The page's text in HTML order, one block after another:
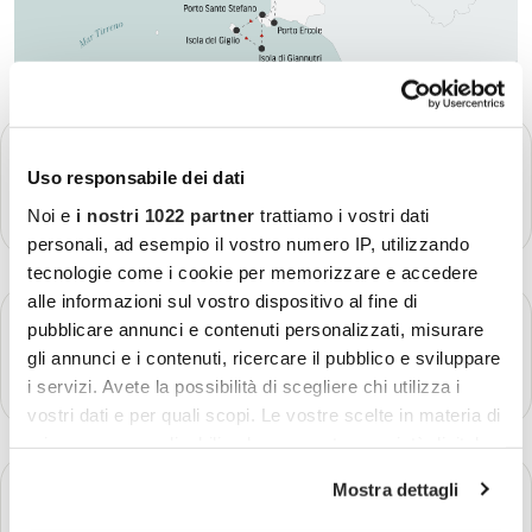
Uso responsabile dei dati
Noi e i nostri 1022 partner trattiamo i vostri dati
personali, ad esempio il vostro numero IP, utilizzando
tecnologie come i cookie per memorizzare e accedere
alle informazioni sul vostro dispositivo al fine di
pubblicare annunci e contenuti personalizzati, misurare
gli annunci e i contenuti, ricercare il pubblico e sviluppare
i servizi. Avete la possibilità di scegliere chi utilizza i
vostri dati e per quali scopi. Le vostre scelte in materia di
modificare o revocare il proprio consenso in qualsiasi
Mostra dettagli
Più dettagli
GIORNO 2
Maremma
Più dettagli